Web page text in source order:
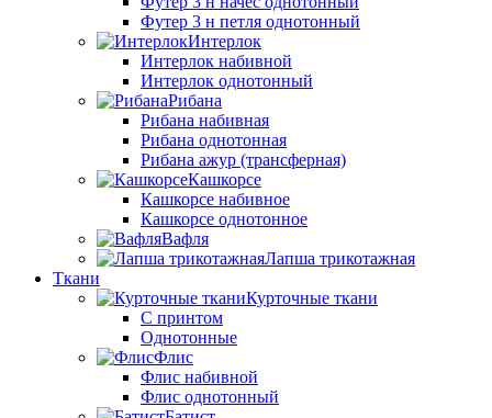
Футер 3 н петля однотонный
Интерлок
Интерлок набивной
Интерлок однотонный
Рибана
Рибана набивная
Рибана однотонная
Рибана ажур (трансферная)
Кашкорсе
Кашкорсе набивное
Кашкорсе однотонное
Вафля
Лапша трикотажная
Ткани
Курточные ткани
С принтом
Однотонные
Флис
Флис набивной
Флис однотонный